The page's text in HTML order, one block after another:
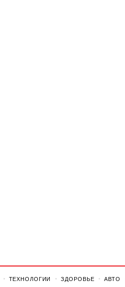
ТЕХНОЛОГИИ ЗДОРОВЬЕ АВТО